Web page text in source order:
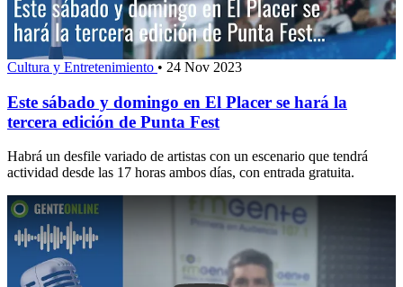
Cultura y Entretenimiento • 24 Nov 2023
Este sábado y domingo en El Placer se hará la
tercera edición de Punta Fest
Habrá un desfile variado de artistas con un escenario que tendrá
actividad desde las 17 horas ambos días, con entrada gratuita.